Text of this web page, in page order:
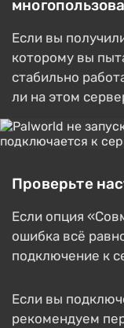
Если вы
которому вы
стабильно
ли на этом
Проверьте
Если опция
ошибка всё
подключение к
Если вы
рекомендуем